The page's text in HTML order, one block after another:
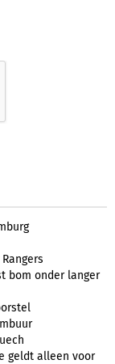
bom onder langer
geldt alleen voor